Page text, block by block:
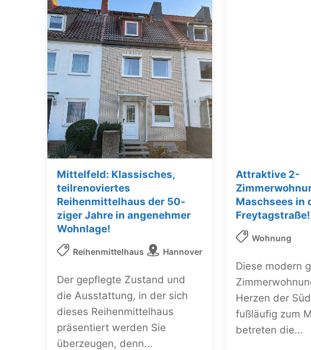
Mittelfeld: Klassisches,
teilrenoviertes
Reihenmittelhaus der 50-
ziger Jahre in angenehmer
Wohnlage!
Reihenmittelhaus Hannover
Der gepflegte Zustand und
die Ausstattung, in der sich
dieses Reihenmittelhaus
präsentiert werden Sie
überzeugen, denn...
Attraktive 2-
Maschsees in
Freytagstraße!
Wohnung
Diese modern
Herzen der
fußläufig zum
betreten die...